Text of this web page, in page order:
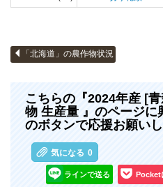
「北海道」の農作物状況
こちらの『2024年産 [
物 生産量 』のページに
のボタンで応援お願いし
気になる 0
ラインで送る Pocket